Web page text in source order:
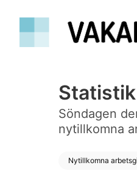
Söndagen
nytillkomna
Nytillkomna